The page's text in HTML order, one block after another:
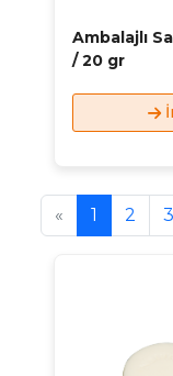
Ambalajlı
/ 20 gr
« 1 2 3